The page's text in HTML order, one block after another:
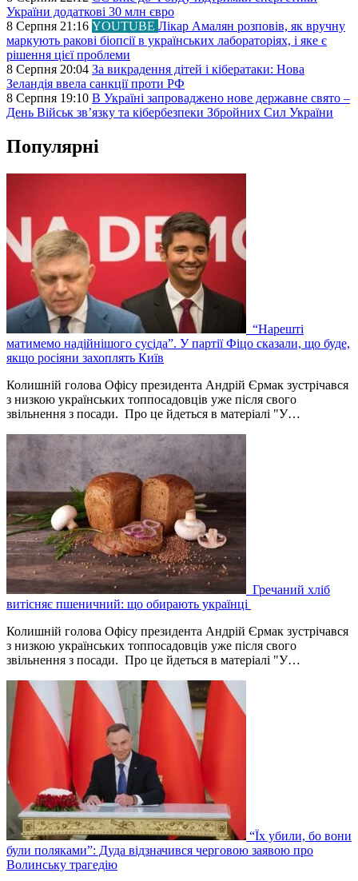
України додаткові 30 млн євро
8 Серпня 21:16 YOUTUBE Лікар Амалян розповів, як вручну
маркують ракові біопсії в українських лабораторіях, і яке є
рішення цієї проблеми
8 Серпня 20:04 За викрадення дітей і кібератаки: Нова
Зеландія ввела санкції проти РФ
8 Серпня 19:10 В Україні запроваджено нове державне свято –
День Військ звʼязку та кібербезпеки Збройних Сил України
Популярні
“Нарешті
матимемо надійнішого сусіда”. У партії Фіцо сказали, що буде,
якщо росіяни захоплять Київ
Колишній голова Офісу президента Андрій Єрмак зустрічався
з низкою українських топпосадовців уже після свого
звільнення з посади. Про це йдеться в матеріалі "У…
Гречаний хліб
витісняє пшеничний: що обирають українці
Колишній голова Офісу президента Андрій Єрмак зустрічався
з низкою українських топпосадовців уже після свого
звільнення з посади. Про це йдеться в матеріалі "У…
“Їх убили, бо вони
були поляками”: Дуда відзначився черговою заявою про
Волинську трагедію